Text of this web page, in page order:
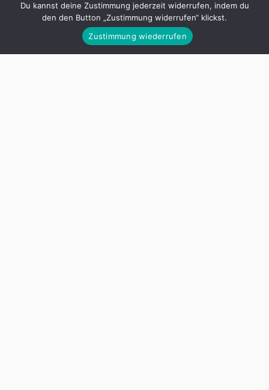
often, fail fast“, so lauten die Credos im Silicon Valley
ebenso wie in den Start-up-Zentren von Berlin bis Tel
Du kannst deine Zustimmung jederzeit widerrufen, indem du
den den Button „Zustimmung widerrufen“ klickst.
Zustimmung wiederrufen